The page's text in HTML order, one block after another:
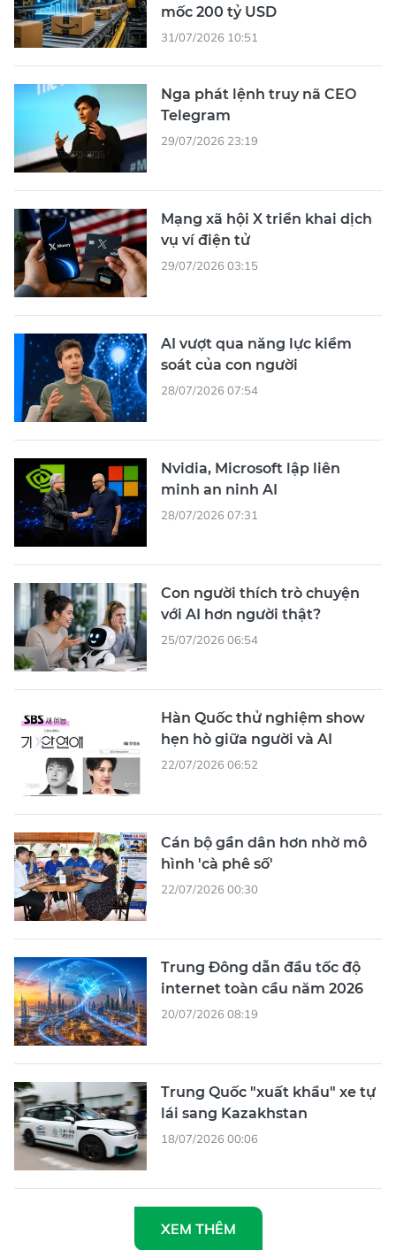
mốc 200 tỷ USD
31/07/2026 10:51
Nga phát lệnh truy nã CEO
Telegram
29/07/2026 23:19
Mạng xã hội X triển khai dịch
vụ ví điện tử
29/07/2026 03:15
AI vượt qua năng lực kiểm
soát của con người
28/07/2026 07:54
Nvidia, Microsoft lập liên
minh an ninh AI
28/07/2026 07:31
Con người thích trò chuyện
với AI hơn người thật?
25/07/2026 06:54
Hàn Quốc thử nghiệm show
hẹn hò giữa người và AI
22/07/2026 06:52
Cán bộ gần dân hơn nhờ mô
hình 'cà phê số'
22/07/2026 00:30
Trung Đông dẫn đầu tốc độ
internet toàn cầu năm 2026
20/07/2026 08:19
Trung Quốc "xuất khẩu" xe tự
lái sang Kazakhstan
18/07/2026 00:06
XEM THÊM